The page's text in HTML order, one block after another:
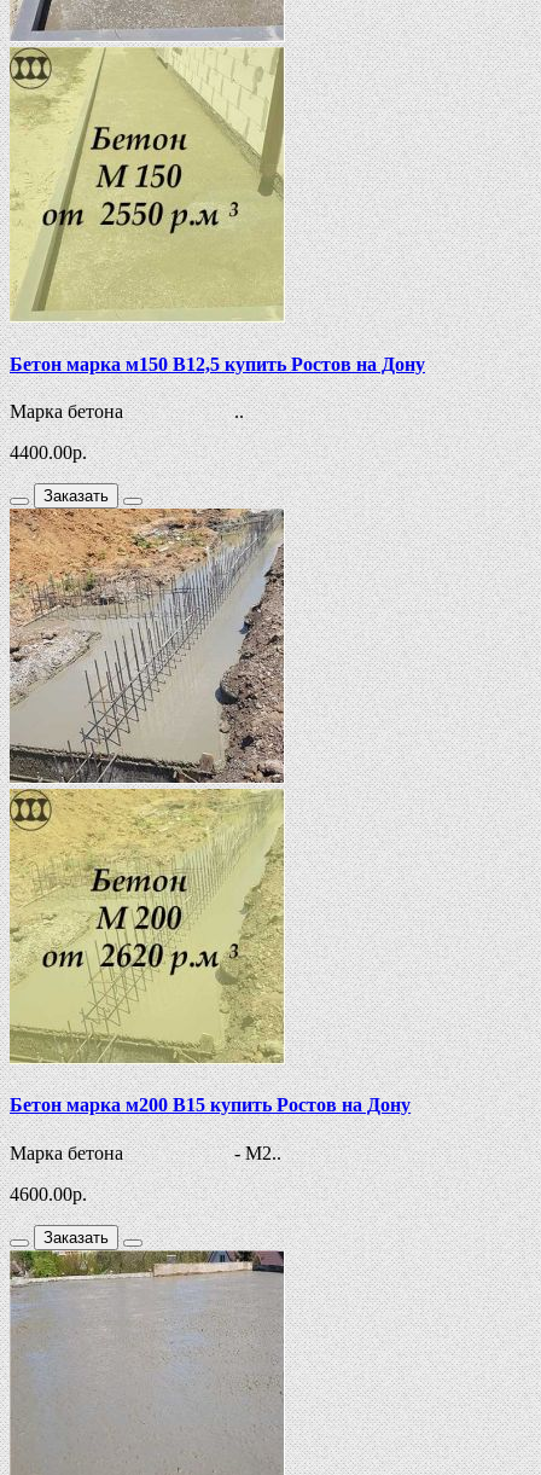
Бетон марка м150 В12,5 купить Ростов на Дону
Марка бетона ..
4400.00р.
Заказать
Бетон марка м200 В15 купить Ростов на Дону
Марка бетона - М2..
4600.00р.
Заказать